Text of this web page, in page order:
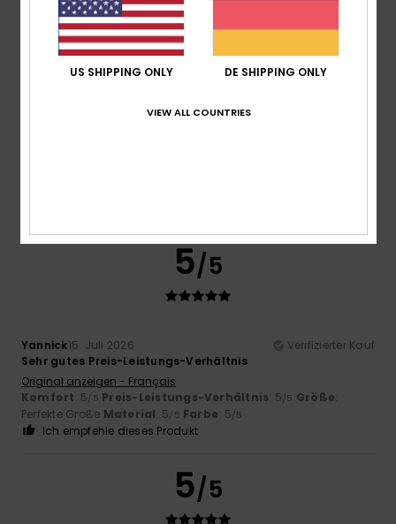
5
5/5
Yannick15. Juli 2026
Verifizierter Kauf
Sehr gutes Preis-Leistungs-Verhältnis
Original anzeigen - Français
Komfort: 5/5 Preis-Leistungs-Verhältnis: 5/5 Größe:
Perfekte Größe Material: 5/5 Farbe: 5/5
Ich empfehle dieses Produkt
5/5
US SHIPPING ONLY DE SHIPPING ONLY
VIEW ALL COUNTRIES